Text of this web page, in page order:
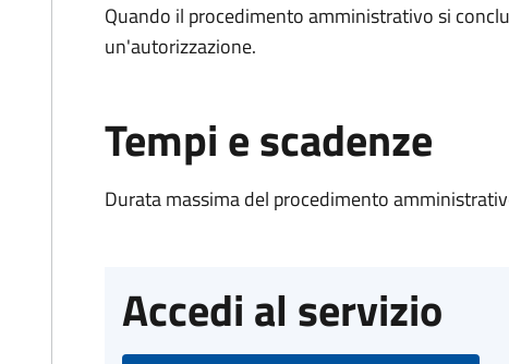
Quando il procedimento amministrativo si
un'autorizzazione.
Tempi e scadenze
Durata massima del procedimento
Accedi al servizio